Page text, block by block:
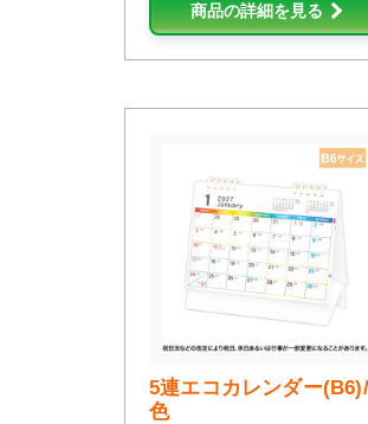
商品の詳細を見る
5連エコカレンダー
色